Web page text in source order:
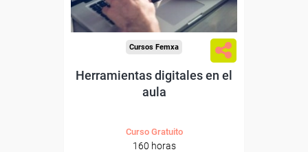
Cursos Femxa
Herramientas digitales en el
aula
Curso Gratuito
160 horas